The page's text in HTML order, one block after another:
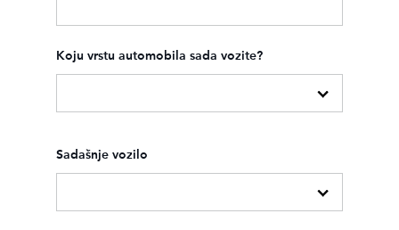
Koju vrstu automobila sada vozite?
Sadašnje vozilo